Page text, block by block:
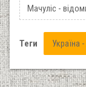
Мачуліс -
Теги Україна